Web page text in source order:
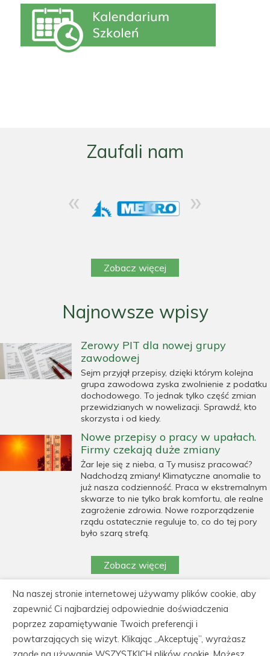
Zaufali nam
« »
Zobacz więcej
Najnowsze wpisy
Zerowy PIT dla nowej grupy
zawodowej
Sejm przyjął przepisy, dzięki którym kolejna
grupa zawodowa zyska zwolnienie z podatku
dochodowego. To jednak tylko część zmian
przewidzianych w nowelizacji. Sprawdź, kto
skorzysta i od kiedy.
Nowe przepisy o pracy w upałach.
Firmy czekają duże zmiany
Żar leje się z nieba, a Ty musisz pracować?
Nadchodzą zmiany! Klimatyczne anomalie to
już nasza codzienność. Praca w ekstremalnym
skwarze to nie tylko brak komfortu, ale realne
zagrożenie zdrowia. Nowe rozporządzenie
rządu ostatecznie reguluje to, co do tej pory
było szarą strefą.
Zobacz więcej
https://cedeka.pl/wp-
content/uploads/polityka_prywatnosci_cedeka.pdf
CEDEKA Centrum Doskonalenia Kadr, 86-105
Na naszej stronie internetowej używamy plików cookie, aby
zapewnić Ci najbardziej odpowiednie doświadczenia
poprzez zapamiętywanie Twoich preferencji i
powtarzających się wizyt. Klikając „Akceptuję”, wyrażasz